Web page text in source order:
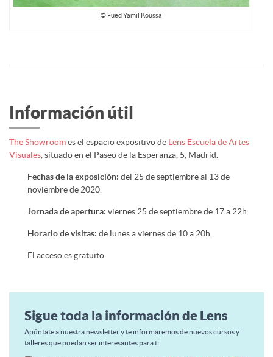
© Fued Yamil Koussa
Información útil
The Showroomes el espacio expositivo de Lens Escuela de Artes
Visuales , situado en el Paseo de la Esperanza, 5, Madrid.
Fechas de la exposición: del 25 de septiembre al 13 de
noviembre de 2020.
Jornada de apertura: viernes 25 de septiembre de 17 a 22h.
Horario de visitas: de lunes a viernes de 10 a 20h.
El acceso es gratuito.
Sigue toda la información de Lens
Apúntate a nuestra newsletter y te informaremos de nuevos cursos y
talleres que puedan ser interesantes para ti.